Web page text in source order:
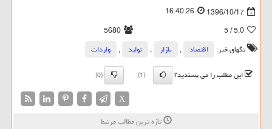
1396/10/17
16:40:26
5.0
/ 5
5680
تگهای خبر:
اقتصاد , بازار , تولید ,
واردات
این مطلب را می پسندید؟
(1)
(0)
X
تازه ترین مطالب مرتبط